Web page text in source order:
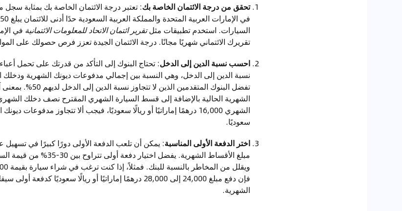
تحقق من درجة الائتمان الخاصة بك
السيارات. استخدم تطبيقات مثلتقرير ائتمان الاتحاد للمعلومات الائتمانية في
تقريرك الائتماني شهريًا مجانًا. درجة الائتمان الجيدة تعزز فرص حصولك على
احسب نسبة الدين إلى الدخل: تحتاج البنوك إلى التأكد من قدرتك على تحمل
تفضل البنوك
الشهرية الحالية بالإضافة إلى قسط السيارة الشهري المقترح نصف دخلك
سعوديًا.
اختر الدفعة الأولى المناسبة: يمكن أن تلعب الدفعة الأولى دورًا كبيرًا في
مبلغ الأقساط الشهرية. يفضل
فإن دفع مبلغ 24,000 إلى 28,000 درهمًا إماراتيًا أو ريالًا
الشهرية.